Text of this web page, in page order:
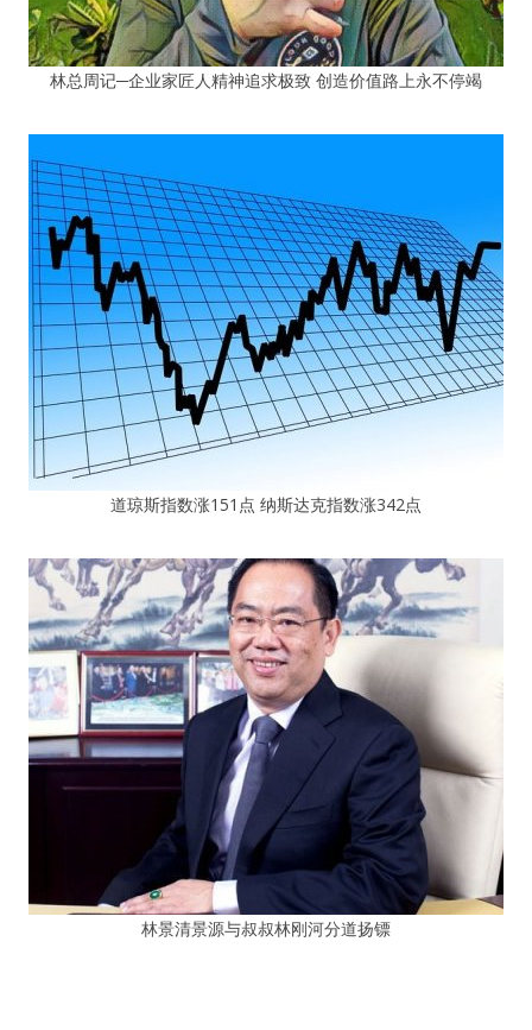
林总周记─企业家匠人精神追求极致 创造价值路上永不停竭
道琼斯指数涨151点 纳斯达克指数涨342点
林景清景源与叔叔林刚河分道扬镖